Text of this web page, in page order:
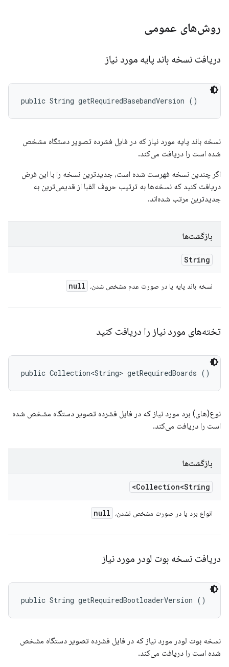
روش‌های عمومی
دریافت نسخه باند پایه مورد نیاز
public String getRequiredBasebandVersion ()
نسخه باند پایه مورد نیاز که در فایل فشرده تصویر دستگاه مشخص
شده است را دریافت می‌کند.
اگر چندین نسخه فهرست شده است، جدیدترین نسخه را با این فرض
دریافت کنید که نسخه‌ها به ترتیب حروف الفبا از قدیمی‌ترین به
جدیدترین مرتب شده‌اند.
بازگشت‌ها
String
نسخه باند پایه یا در صورت عدم مشخص شدن، null
تخته‌های مورد نیاز را دریافت کنید
public Collection<String> getRequiredBoards ()
نوع(های) برد مورد نیاز که در فایل فشرده تصویر دستگاه مشخص شده
است را دریافت می‌کند.
بازگشت‌ها
Collection<String>
انواع برد یا در صورت مشخص نشدن، null
دریافت نسخه بوت لودر مورد نیاز
public String getRequiredBootloaderVersion ()
نسخه بوت لودر مورد نیاز که در فایل فشرده تصویر دستگاه مشخص
شده است را دریافت می‌کند.